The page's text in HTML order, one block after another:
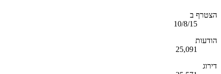
הצטרף ב
10/8/15
הודעות
25,091
דירוג